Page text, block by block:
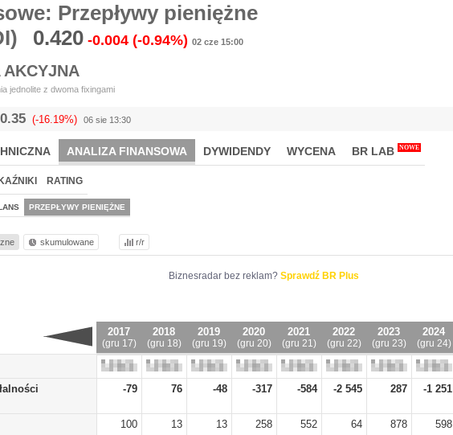
Przepływy pieniężne
0.420 -0.004 (-0.94%) 02 cze 15:00
AKCYJNA
jednolite z dwoma fixingami
0.35 (-16.19%) 06 sie 13:30
ANALIZA FINANSOWA DYWIDENDY WYCENA BR LAB NOWE
RATING
PRZEPŁYWY PIENIĘŻNE
skumulowane r/r
Biznesradar bez reklam? Sprawdź BR Plus
2017
(gru 17)
2018
(gru 18)
2019
(gru 19)
2020
(gru 20)
2021
(gru 21)
2022
(gru 22)
2023
(gru 23)
2024
(gru 24)
-79 76 -48 -317 -584 -2 545 287 -1 251
100 13 13 258 552 64 878 598